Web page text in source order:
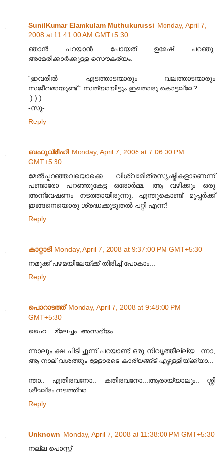
SunilKumar Elamkulam Muthukurussi Monday, April 7,
2008 at 11:41:00 AM GMT+5:30
ഞാന്‍ പറയാന്‍ പോയത് ഉമേഷ് പറഞു.
അമേരിക്കാര്‍ക്കുള്ള സൌകര്യം.
“ഇവരില്‍‍ എടത്താടന്മാരും വലത്താടന്മാരും
സജീവമായുണ്ട്.“ സത്യായിട്ടും ഇതൊരു കൊട്ടല്ലേ?
:):):)
-സു-
Reply
ബഹുവ്രീഹി Monday, April 7, 2008 at 7:06:00 PM
GMT+5:30
മേല്‍പ്പറഞ്ഞവയൊക്കെ വിശ്വാമിത്രസൃഷ്ടികളാണെന്ന്
പണ്ടാരോ പറഞ്ഞുകേട്ട ഒരോര്‍മ്മ. ആ വഴിക്കും ഒരു
അന്വേഷണം നടത്തായിരുന്നു. എന്തുകൊണ്ട് മൂപ്പര്‍ക്ക്
ഇങ്ങനെയൊരു ശ്രദ്ധക്കൂടൂതല്‍ പറ്റി എന്ന്!
Reply
കാറ്റാടി Monday, April 7, 2008 at 9:37:00 PM GMT+5:30
നമുക്ക് പഴമയിലേയ്ക്ക് തിരിച്ച് പോകാം...
Reply
പൊറാടത്ത് Monday, April 7, 2008 at 9:48:00 PM
GMT+5:30
ഹൈ... മ്ലേച്ചം..അസഭ്യം..
ന്നാലും ക്ഷ പിടിച്ചൂന്ന് പറയാണ്ട് ഒരു നിവൃത്തീല്ല്യ.. ന്നാ,
ആ നാല് വശത്തും ള്ളോരടെ കാര്യങ്ങ്ട് എഴ്ന്നള്ളിയ്ക്ക്യാ...
ന്താ.. എതിരവനോ.. കതിരവനോ...ആരായ്യാലും.. ശ്ശി
ശീഘ്രം നടത്ത്വാ...
Reply
Unknown Monday, April 7, 2008 at 11:38:00 PM GMT+5:30
നല്ല പൊസ്റ്റ്